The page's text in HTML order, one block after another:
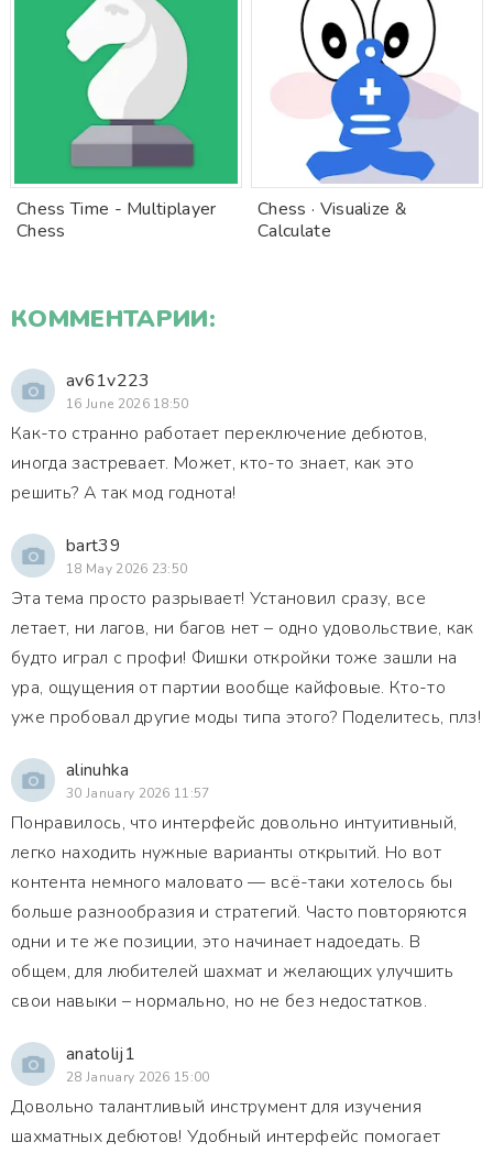
Chess Time - Multiplayer
Chess
Chess · Visualize &
Calculate
КОММЕНТАРИИ:
av61v223
16 June 2026 18:50
Как-то странно работает переключение дебютов,
иногда застревает. Может, кто-то знает, как это
решить? А так мод годнота!
bart39
18 May 2026 23:50
Эта тема просто разрывает! Установил сразу, все
летает, ни лагов, ни багов нет – одно удовольствие, как
будто играл с профи! Фишки откройки тоже зашли на
ура, ощущения от партии вообще кайфовые. Кто-то
уже пробовал другие моды типа этого? Поделитесь, плз!
alinuhka
30 January 2026 11:57
Понравилось, что интерфейс довольно интуитивный,
легко находить нужные варианты открытий. Но вот
контента немного маловато — всё-таки хотелось бы
больше разнообразия и стратегий. Часто повторяются
одни и те же позиции, это начинает надоедать. В
общем, для любителей шахмат и желающих улучшить
свои навыки – нормально, но не без недостатков.
anatolij1
28 January 2026 15:00
Довольно талантливый инструмент для изучения
шахматных дебютов! Удобный интерфейс помогает